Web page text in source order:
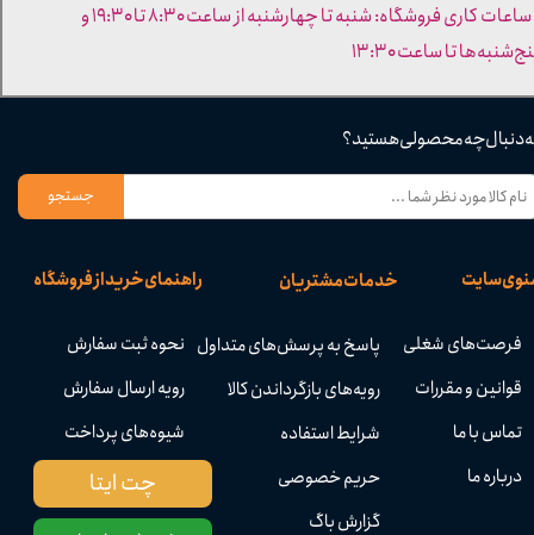
راهنمای خرید از فروشگاه
نحوه ثبت سفارش
رویه ارسال سفارش
شیوه‌های پرداخت
خدمات مشتریان
پاسخ به پرسش‌های متداول
رویه‌های بازگرداندن کالا
شرایط استفاده
حریم خصوصی
گزارش باگ
سایت
فرصت‌های شغلی
قوانین و مقررات
تماس با ما
درباره ما
دنبال چه محصولی هستید؟
جستجو
چت ایتا
- ساعات کاری فروشگاه: شنبه تا چهارشنبه از ساعت ۸:۳۰ تا ۱۹:۳۰ و
تا ساعت ۱۳:۳۰​​​​​​​